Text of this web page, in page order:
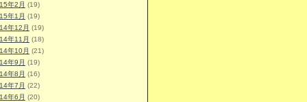
年2月 (19)
年1月 (19)
年12月 (19)
年11月 (18)
年10月 (21)
年9月 (19)
年8月 (16)
年7月 (22)
年6月 (20)